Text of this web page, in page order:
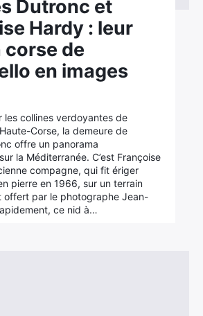
Dutronc et
Hardy : leur
corse de
en images
les collines verdoyantes de
Corse, la demeure de
offre un panorama
la Méditerranée. C’est Françoise
compagne, qui fit ériger
pierre en 1966, sur un terrain
offert par le photographe Jean-
ce nid à…